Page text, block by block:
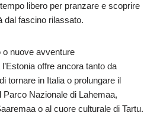
libero per pranzare e scoprire
dal fascino rilassato.
o nuove avventure
offre ancora tanto da
tornare in Italia o prolungare il
Nazionale di Lahemaa,
o al cuore culturale di Tartu.